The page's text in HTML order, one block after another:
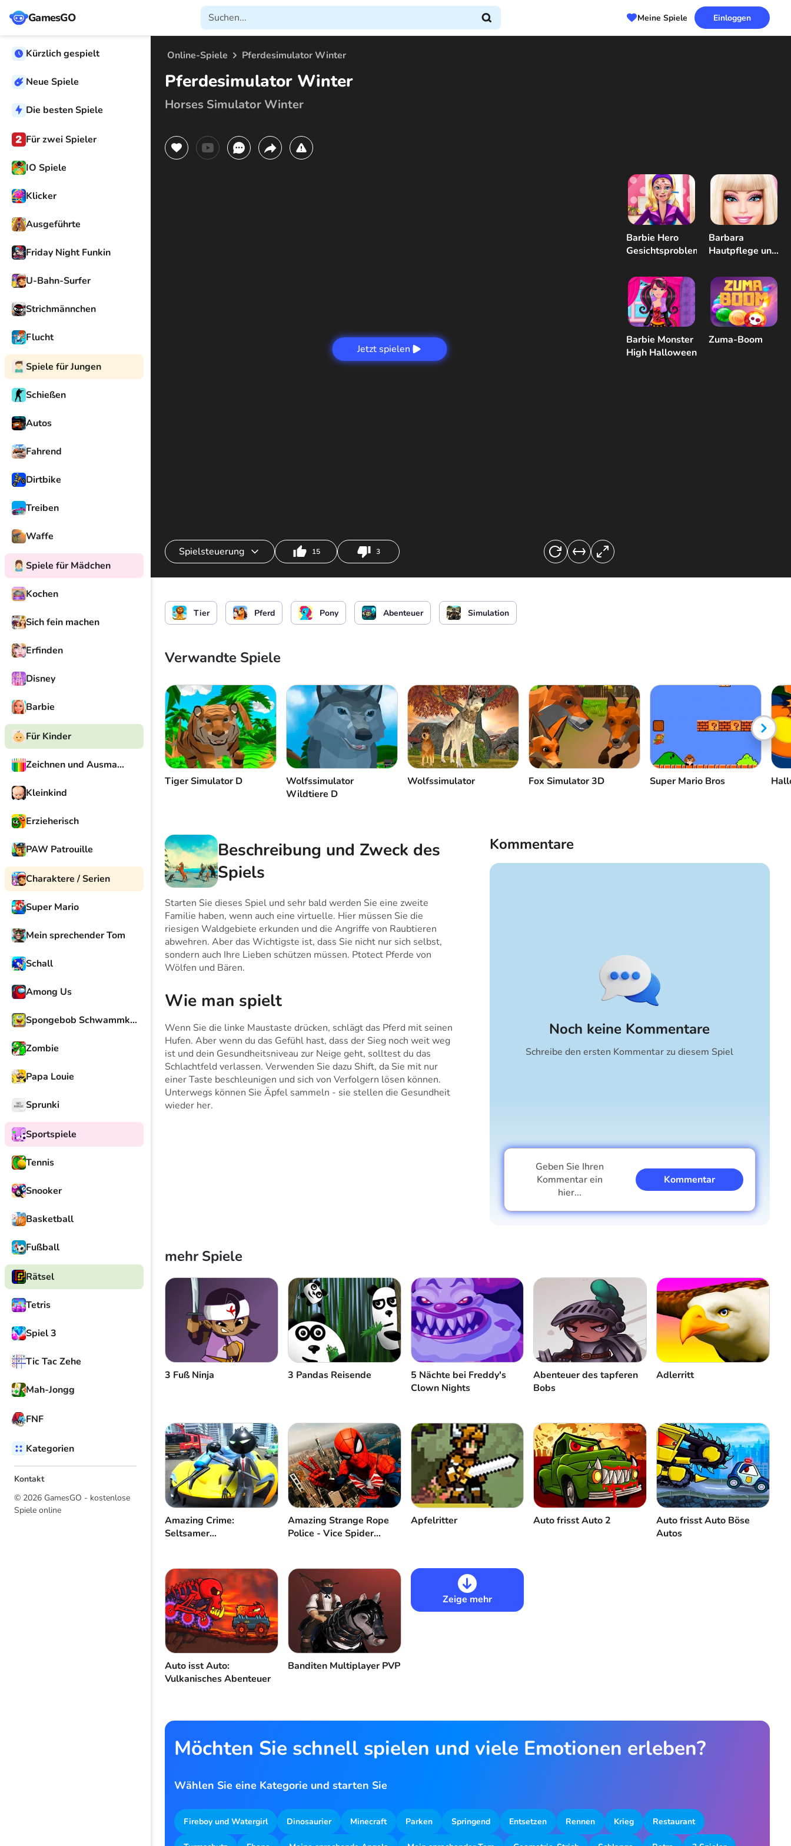
GamesGO Meine Spiele Einloggen
Kürzlich gespielt
Neue Spiele
Die besten Spiele
Für zwei Spieler
IO Spiele
Klicker
Ausgeführte
Friday Night Funkin
U-Bahn-Surfer
Strichmännchen
Flucht
Spiele für Jungen
Schießen
Autos
Fahrend
Dirtbike
Treiben
Waffe
Spiele für Mädchen
Kochen
Sich fein machen
Erfinden
Disney
Barbie
Für Kinder
Zeichnen und Ausmalen
Kleinkind
Erzieherisch
PAW Patrouille
Charaktere / Serien
Super Mario
Mein sprechender Tom
Schall
Among Us
Spongebob Schwammkopf
Zombie
Papa Louie
Sprunki
Sportspiele
Tennis
Snooker
Basketball
Fußball
Rätsel
Tetris
Spiel 3
Tic Tac Zehe
Mah-Jongg
FNF
Kategorien
Kontakt
© 2026 GamesGO - kostenlose
Spiele online
Online-Spiele Pferdesimulator Winter
Pferdesimulator Winter
Horses Simulator Winter
Jetzt spielen
Barbie Hero
Gesichtsproblem
Barbara
Hautpflege und
Barbie Monster
High Halloween
Zuma-Boom
Spielsteuerung 15 3
Steuern Sie das Pferd oder Beschleunigter Lauf
Tier Pferd Pony Abenteuer Simulation
Verwandte Spiele
Tiger Simulator D
Wolfssimulator
Wildtiere D
Wolfssimulator Fox Simulator 3D Super Mario Bros
Beschreibung und Zweck des
Spiels
Starten Sie dieses Spiel und sehr bald werden Sie eine zweite
Familie haben, wenn auch eine virtuelle. Hier müssen Sie die
riesigen Waldgebiete erkunden und die Angriffe von Raubtieren
abwehren. Aber das Wichtigste ist, dass Sie nicht nur sich selbst,
sondern auch Ihre Lieben schützen müssen. Ptotect Pferde von
Wölfen und Bären.
Wie man spielt
Wenn Sie die linke Maustaste drücken, schlägt das Pferd mit seinen
Hufen. Aber wenn du das Gefühl hast, dass der Sieg noch weit weg
ist und dein Gesundheitsniveau zur Neige geht, solltest du das
Schlachtfeld verlassen. Verwenden Sie dazu Shift, da Sie mit nur
einer Taste beschleunigen und sich von Verfolgern lösen können.
Unterwegs können Sie Äpfel sammeln - sie stellen die Gesundheit
wieder her.
Kommentare
Noch keine Kommentare
Schreibe den ersten Kommentar zu diesem Spiel
Geben Sie Ihren
Kommentar ein
hier...
Kommentar
Abbrechen Kommentar
mehr Spiele
3 Fuß Ninja 3 Pandas Reisende
5 Nächte bei Freddy's
Clown Nights
Abenteuer des tapferen
Bobs
Adlerritt
Amazing Crime:
Seltsamer
Amazing Strange Rope
Police - Vice Spider
Apfelritter Auto frisst Auto 2
Auto frisst Auto Böse
Autos
Auto isst Auto:
Vulkanisches Abenteuer
Banditen Multiplayer PVP
Zeige mehr
Möchten Sie schnell spielen und viele Emotionen erleben?
Wählen Sie eine Kategorie und starten Sie
Fireboy und Watergirl Dinosaurier Minecraft Parken Springend Entsetzen Rennen Krieg Restaurant